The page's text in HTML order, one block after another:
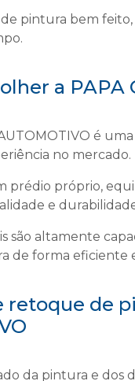
pintura bem
a PAPA
é
no mercado.
prédio próprio,
e
são altamente
de forma eficiente
retoque de
da pintura e dos